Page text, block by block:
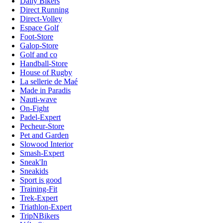
Direct Running
Direct-Volley
Espace Golf
Foot-Store
Galop-Store
Golf and co
Handball-Store
House of Rugby
La sellerie de Maé
Made in Paradis
Nauti-wave
On-Fight
Padel-Expert
Pecheur-Store
Pet and Garden
Slowood Interior
Smash-Expert
Sneak'In
Sneakids
Sport is good
Training-Fit
Trek-Expert
Triathlon-Expert
TripNBikers